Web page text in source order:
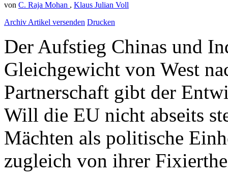
von C. Raja Mohan , Klaus Julian Voll
ArchivArtikel versenden Drucken
Der Aufstieg Chinas und
Gleichgewicht von West
Partnerschaft gibt der
Will die EU nicht abseits
Mächten als politische
zugleich von ihrer